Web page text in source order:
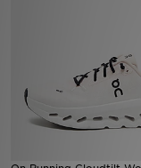
Tuotemerkit
Inspiroidu
Jalkapallo